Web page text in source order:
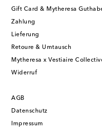
Gift Card & Mytheresa
Zahlung
Lieferung
Retoure & Umtausch
Mytheresa x Vestiaire
Widerruf
AGB
Datenschutz
Impressum